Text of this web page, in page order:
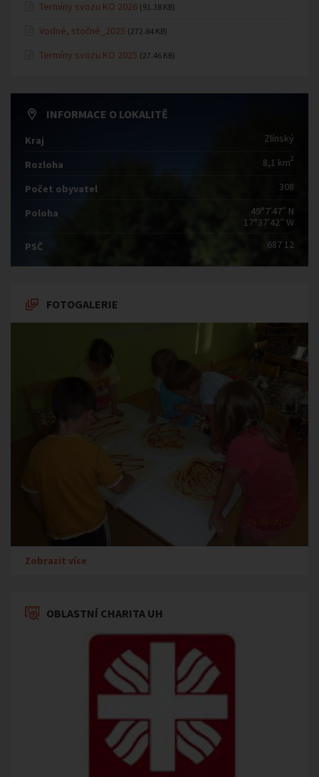
Termíny svozu KO 2026 (91.38 KB)
Vodné, stočné_2025 (272.84 KB)
Termíny svozu KO 2025 (27.46 KB)
INFORMACE O LOKALITĚ
Kraj Zlínský
Rozloha 8,1 km2
Počet obyvatel 308
Poloha
49°7′47″ N
17°37′42″ W
PSČ
687 12
FOTOGALERIE
Zobrazit více
OBLASTNÍ CHARITA UH